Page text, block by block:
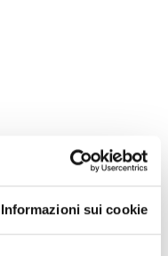
Informazioni sui cookie